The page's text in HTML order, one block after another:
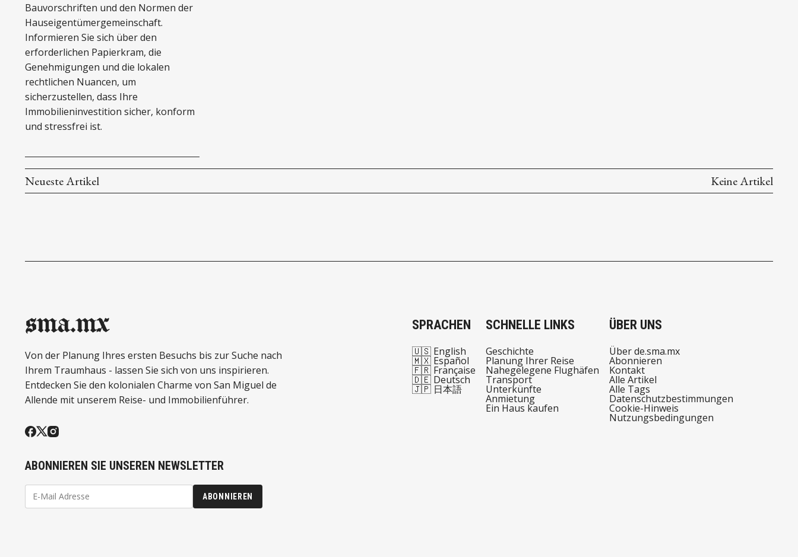
Bauvorschriften und den Normen der
Hauseigentümergemeinschaft.
Informieren Sie sich über den
erforderlichen Papierkram, die
Genehmigungen und die lokalen
rechtlichen Nuancen, um
sicherzustellen, dass Ihre
Immobilieninvestition sicher, konform
und stressfrei ist.
Neueste Artikel Keine Artikel
sma.mx
Von der Planung Ihres ersten Besuchs bis zur Suche nach
Ihrem Traumhaus - lassen Sie sich von uns inspirieren.
Entdecken Sie den kolonialen Charme von San Miguel de
Allende mit unserem Reise- und Immobilienführer.
ABONNIEREN SIE UNSEREN NEWSLETTER
ABONNIEREN
SPRACHEN
🇺🇸 English
🇲🇽 Español
🇫🇷 Française
🇩🇪 Deutsch
🇯🇵 日本語
SCHNELLE LINKS
Geschichte
Planung Ihrer Reise
Nahegelegene Flughäfen
Transport
Unterkünfte
Anmietung
Ein Haus kaufen
ÜBER UNS
Über de.sma.mx
Abonnieren
Kontakt
Alle Artikel
Alle Tags
Datenschutzbestimmungen
Cookie-Hinweis
Nutzungsbedingungen